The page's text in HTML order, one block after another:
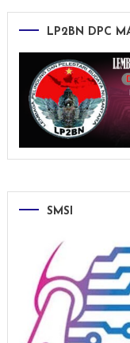
LP2BN DPC
SMSI